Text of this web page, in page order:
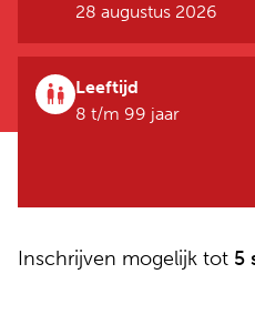
28 augustus 2026
Leeftijd
8 t/m 99 jaar
Inschrijven mogelijk tot 5